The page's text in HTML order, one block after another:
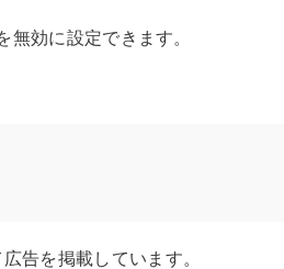
効に設定できます。
告を掲載しています。